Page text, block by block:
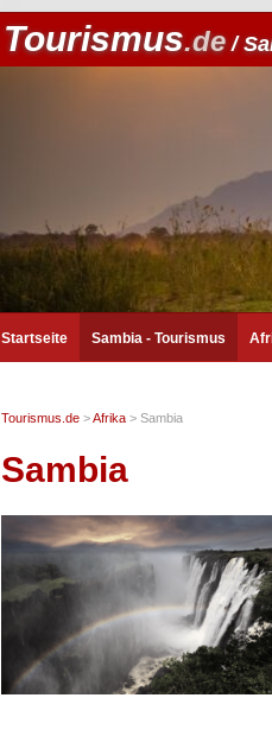
Tourismus.de/
Startseite Sambia - Tourismus
Tourismus.de >Afrika > Sambia
Sambia